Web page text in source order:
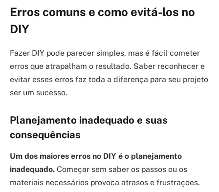
Erros comuns e como evitá-los no
DIY
Fazer DIY pode parecer simples, mas é fácil cometer
erros que atrapalham o resultado. Saber reconhecer e
evitar esses erros faz toda a diferença para seu projeto
ser um sucesso.
Planejamento inadequado e suas
consequências
Um dos maiores erros no DIY é o planejamento
inadequado. Começar sem saber os passos ou os
materiais necessários provoca atrasos e frustrações.